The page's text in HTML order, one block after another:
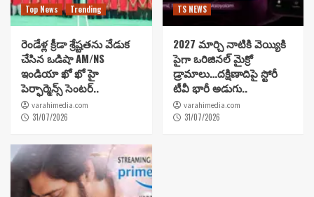
Top News
Trending
రెండేళ్ల క్రీడా శ్రేష్టతను వేడుక
చేసిన ఒడిషా AM/NS
ఇండియా ఖో ఖో హై
పెర్ఫార్మెన్స్ సెంటర్..
varahimedia.com
31/07/2026
TS NEWS
2027 మార్చి నాటికి వెయ్యికి
పైగా ఒరిజినల్ మైక్రో
డ్రామాలు…దక్షిణాదిపై స్టోరీ
టీవీ భారీ అడుగు..
varahimedia.com
31/07/2026